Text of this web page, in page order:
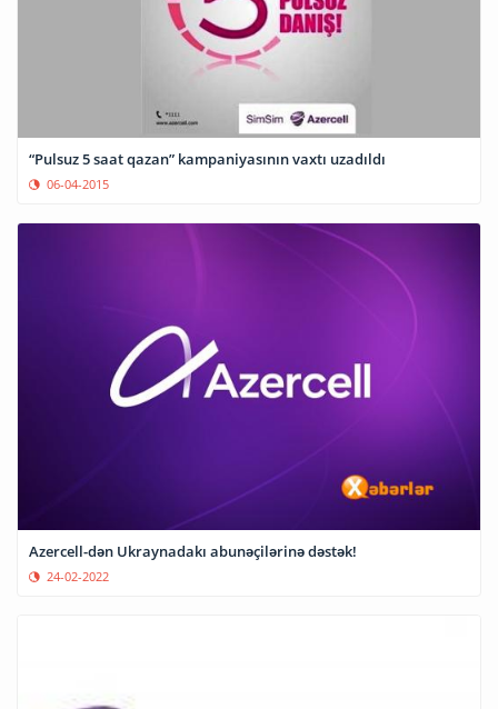
“Pulsuz 5 saat qazan” kampaniyasının vaxtı uzadıldı
06-04-2015
Azercell-dən Ukraynadakı abunəçilərinə dəstək!
24-02-2022